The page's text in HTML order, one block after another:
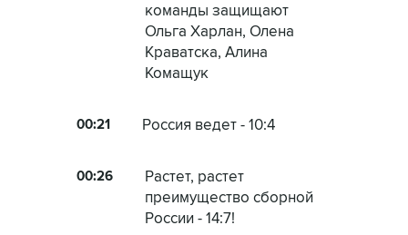
команды защищают
Ольга Харлан, Олена
Краватска, Алина
Комащук
00:21 Россия ведет - 10:4
00:26
Растет, растет
преимущество сборной
России - 14:7!